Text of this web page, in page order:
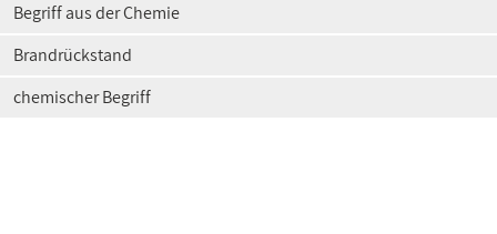
Begriff aus der Chemie
Brandrückstand
chemischer Begriff